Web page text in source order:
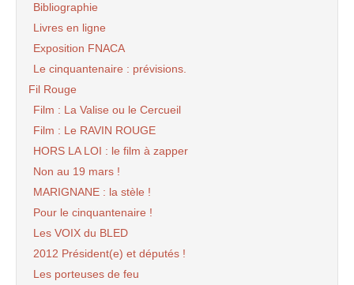
Bibliographie
Livres en ligne
Exposition FNACA
Le cinquantenaire : prévisions.
Fil Rouge
Film : La Valise ou le Cercueil
Film : Le RAVIN ROUGE
HORS LA LOI : le film à zapper
Non au 19 mars !
MARIGNANE : la stèle !
Pour le cinquantenaire !
Les VOIX du BLED
2012 Président(e) et députés !
Les porteuses de feu